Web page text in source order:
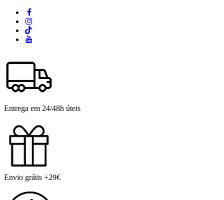
Entrega em 24/48h úteis
Envio grátis +29€